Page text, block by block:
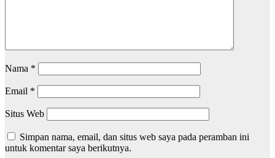
Nama *
Email *
Situs Web
Simpan nama, email, dan situs web saya pada peramban ini
untuk komentar saya berikutnya.